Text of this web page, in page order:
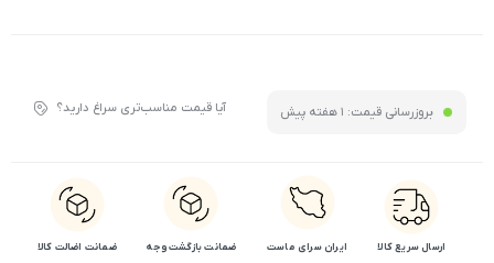
بروزرسانی قیمت: 1 هفته پیش آیا قیمت مناسب‌تری سراغ دارید؟
ارسال سریع کالا ایران سرای ماست ضمانت بازگشت وجه ضمانت اضالت کالا